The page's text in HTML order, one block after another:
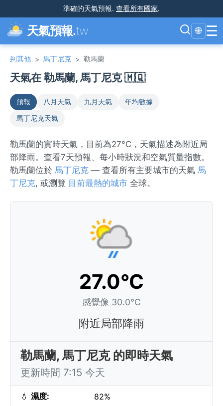
準確的天氣預報. 查看所有國家.
天氣預報.tw 🌐 ☰
到其他 > 馬丁尼克 > 勒馬蘭
天氣在 勒馬蘭, 馬丁尼克 🇲🇶
預報 八月天氣 九月天氣
年均數據
馬丁尼克天氣
勒馬蘭的實時天氣，目前為27°C，天氣描述為附近局
部降雨。查看7天預報、每小時狀況和空氣質量指數。
勒馬蘭位於 馬丁尼克 — 查看所有主要城市的天氣 馬
丁尼克, 或瀏覽 目前最熱的城市 全球。
27.0°C
感覺像 30.0°C
附近局部降雨
勒馬蘭, 馬丁尼克 的即時天氣
更新時間 7:15 今天
💧 濕度: 82%